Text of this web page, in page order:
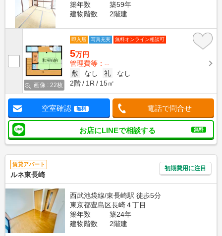
築年数
築59年
建物階数
2階建
画像 : 22枚
即入居 写真充実 無料オンライン相談可
5万円
管理費等：--
敷
なし 礼
なし
2階
1R 15㎡
空室確認 無料 電話で問合せ
お店にLINEで相談する 無料
賃貸アパート
ルネ東長崎
初期費用に注目
西武池袋線/東長崎駅 徒歩5分
東京都豊島区長崎４丁目
築年数
築24年
建物階数
2階建